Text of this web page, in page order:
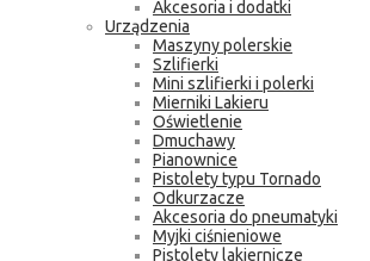
Akcesoria i dodatki
Urządzenia
Maszyny polerskie
Szlifierki
Mini szlifierki i polerki
Mierniki Lakieru
Oświetlenie
Dmuchawy
Pianownice
Pistolety typu Tornado
Odkurzacze
Akcesoria do pneumatyki
Myjki ciśnieniowe
Pistolety lakiernicze